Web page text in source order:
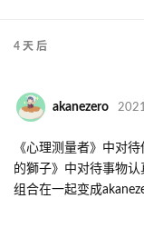
4 天 后
akanezero
《心理测量者》中对
的獅子》中对待事物认
组合在一起变成